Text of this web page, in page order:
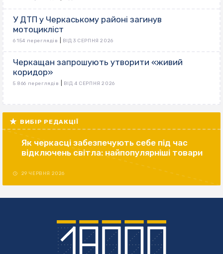
У ДТП у Черкаському районі загинув
мотоцикліст
6 154 переглядів ВІД 3 СЕРПНЯ 2026
Черкащан запрошують утворити «живий
коридор»
5 866 переглядів ВІД 4 СЕРПНЯ 2026
ВИБІР РЕДАКЦІЇ
Як черкасці забезпечують себе під час
відключень світла: найпопулярніші товари
29 ЧЕРВНЯ 2026